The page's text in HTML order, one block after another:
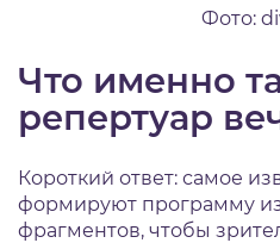
Фото:
Что именно
репертуар
Короткий ответ: самое
формируют программу
фрагментов, чтобы